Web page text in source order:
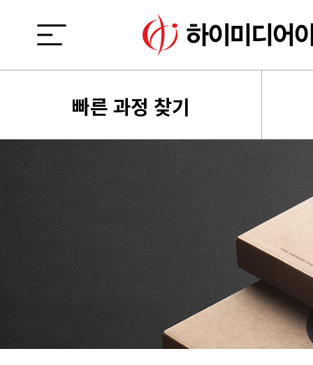
빠른 과정 찾기